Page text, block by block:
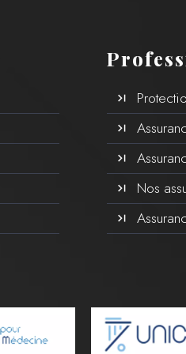
Nos